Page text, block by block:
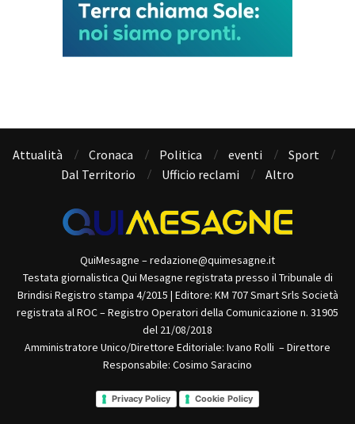
Attualità Cronaca Politica eventi
Sport
Dal Territorio
Ufficio reclami Altro
QuiMesagne – redazione@quimesagne.it
Testata giornalistica Qui Mesagne registrata presso il Tribunale di
Brindisi Registro stampa 4/2015 | Editore: KM 707 Smart Srls Società
registrata al ROC – Registro Operatori della Comunicazione n. 31905
del 21/08/2018
Amministratore Unico/Direttore Editoriale: Ivano Rolli – Direttore
Responsabile: Cosimo Saracino
Privacy Policy Cookie Policy